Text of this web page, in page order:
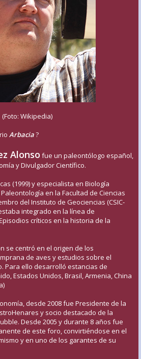
(Foto: Wikipedia)
Arbacia?
Alonso fue un paleontólogo español,
y Divulgador Científico.
(1999) y especialista en Biología
en la Facultad de Ciencias
del Instituto de Geociencias (CSIC-
integrado en la línea de
críticos en la historia de la
se centró en el origen de los
de aves y estudios sobre el
Para ello desarrolló estancias de
Estados Unidos, Brasil, Armenia, China
desde 2008 fue Presidente de la
y socio destacado de la
Desde 2005 y durante 8 años fue
de este foro, convirtiéndose en el
y en uno de los garantes de su